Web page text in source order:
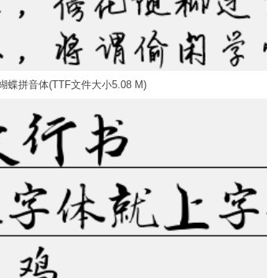
蝶拼音体(TTF文件大小5.08 M)